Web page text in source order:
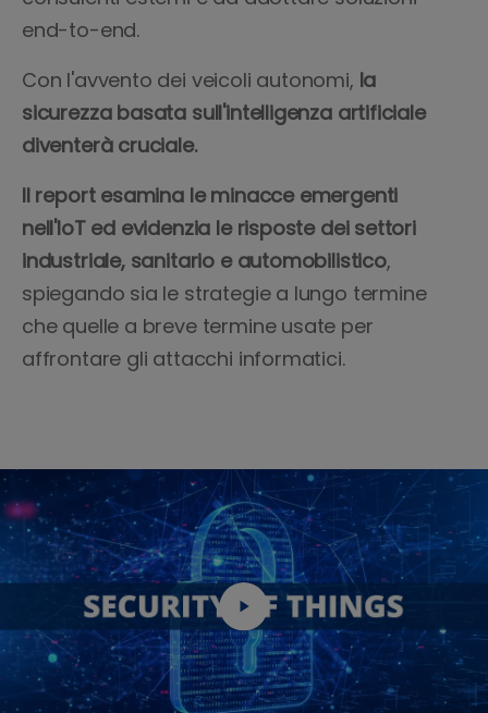
end-to-end.
Con l'avvento dei veicoli autonomi, la
sicurezza basata sull'intelligenza artificiale
diventerà cruciale.
Il report esamina le minacce emergenti
nell'IoT ed evidenzia le risposte dei settori
industriale, sanitario e automobilistico,
spiegando sia le strategie a lungo termine
che quelle a breve termine usate per
affrontare gli attacchi informatici.